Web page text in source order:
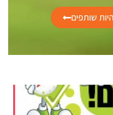
שותפים